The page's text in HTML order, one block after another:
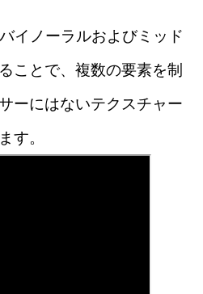
イノーラルおよびミッド
ことで、複数の要素を制
ーにはないテクスチャー
す。